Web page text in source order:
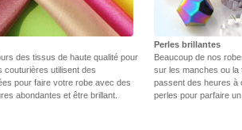
des tissus de haute qualité pour
couturières utilisent des
pour faire votre robe avec des
abondantes et être brillant.
Perles brillantes
Beaucoup de nos
sur les manches ou la
passent des heures à
perles pour parfaire